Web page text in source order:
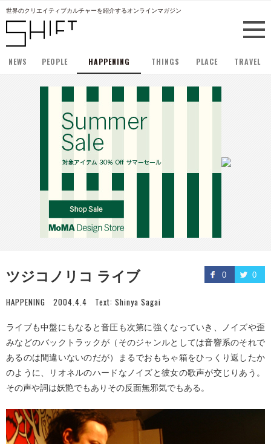
世界のクリエイティブカルチャーを紹介するオンラインマガジン
NEWS PEOPLE HAPPENING THINGS PLACE TRAVEL
0 0
ツジコノリコ ライブ
HAPPENING 2004.4.4 Text: Shinya Sagai
ライブも中盤にもなると音圧も次第に強くなっていき、ノイズや歪
みなどのバックトラックが（そのジャンルとしては音響系のそれで
あるのは間違いないのだが）まるでおもちゃ箱をひっくり返したか
のように、リオネルのハードなノイズと彼女の歌声が交じりあう。
その声や詞は妖艶でもありその反面無邪気でもある。